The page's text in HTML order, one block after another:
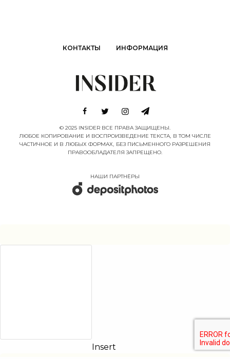
КОНТАКТЫ ИНФОРМАЦИЯ
© 2025 INSIDER ВСЕ ПРАВА ЗАЩИЩЕНЫ.
ЛЮБОЕ КОПИРОВАНИЕ И ВОСПРОИЗВЕДЕНИЕ ТЕКСТА, В ТОМ ЧИСЛЕ
ЧАСТИЧНОЕ И В ЛЮБЫХ ФОРМАХ, БЕЗ ПИСЬМЕННОГО РАЗРЕШЕНИЯ
ПРАВООБЛАДАТЕЛЯ ЗАПРЕЩЕНО.
НАШИ ПАРТНËРЫ
Insert